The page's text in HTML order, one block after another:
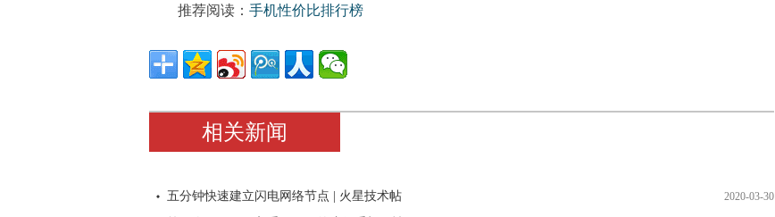
推荐阅读： 手机性价比排行榜
相关新闻
五分钟快速建立闪电网络节点 | 火星技术帖 2020-03-30